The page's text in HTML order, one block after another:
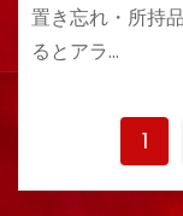
置き忘れ・所持
るとアラ…
投
稿
1